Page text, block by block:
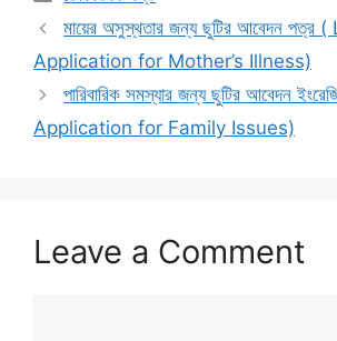
মায়ের অসুস্থতার জন্য ছুটির আবেদন পত্র
Application for Mother’s Illness)
পারিবারিক সমস্যার জন্য ছুটির আবেদন
Application for Family Issues)
Leave a Comment